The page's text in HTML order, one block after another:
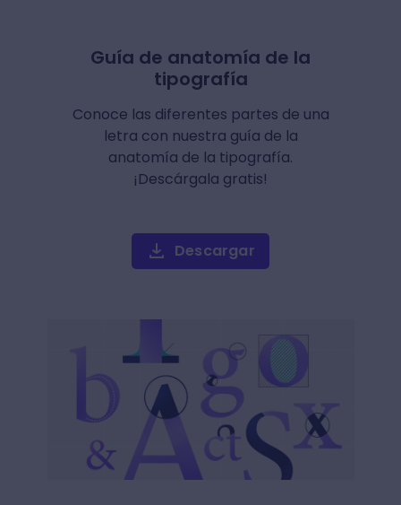
Guía de anatomía de la
tipografía
Conoce las diferentes partes de una
letra con nuestra guía de la
anatomía de la tipografía.
¡Descárgala gratis!
Descargar